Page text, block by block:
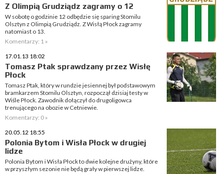
Z Olimpią Grudziądz zagramy o 12
W sobotę o godzinie 12 odbędzie się sparing Stomilu
Olsztyn z Olimpią Grudziądz. Z Wisłą Płock zagramy
natomiast o 13.
Komentarzy: 1 »
17.01.13 18:02
Tomasz Ptak sprawdzany przez Wisłę
Płock
Tomasz Ptak, który w rundzie jesiennej był podstawowym
bramkarzem Stomilu Olsztyn, rozpoczął dzisiaj testy w
Wiśle Płock. Zawodnik dołączył do drugoligowca
trenującego na obozie w Cetniewie.
Komentarzy: 0 »
20.05.12 18:55
Polonia Bytom i Wisła Płock w drugiej
lidze
Polonia Bytom i Wisła Płock to dwie kolejne drużyny, które
w przyszłym sezonie nie będą grały w pierwszej lidze.